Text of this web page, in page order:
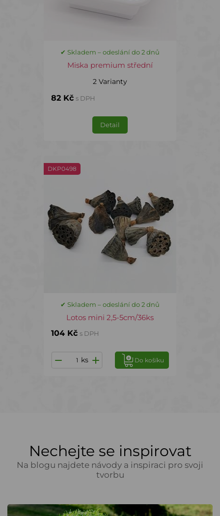
✔ Skladem – odeslání do 2 dnů
Miska premium střední
2 Varianty
82 Kč s DPH
Detail
DKP0498
✔ Skladem – odeslání do 2 dnů
Lotos mini 2,5-5cm/36ks
104 Kč s DPH
ks Do košíku
Nechejte se inspirovat
Na blogu najdete návody a inspiraci pro svoji
tvorbu